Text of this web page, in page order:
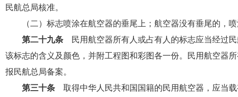
民航总局核准。
（二）标志喷涂在航空器的垂尾上；航空器没有垂尾的，喷
第二十九条民用航空器所有人或占有人的标志应当经过民
该标志的含义及颜色，并附工程图和彩图各一份。民用航空器
报民航总局备案。
第三十条取得中华人民共和国国籍的民用航空器，应当载